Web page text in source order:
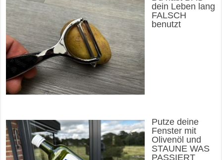
dein Leben lang
FALSCH
benutzt
Putze deine
Fenster mit
Olivenöl und
STAUNE WAS
PASSIERT